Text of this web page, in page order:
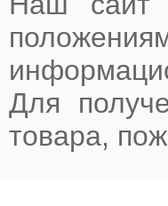
Для
товара,